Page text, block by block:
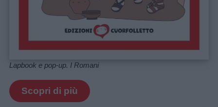
Lapbook e pop-up. I Romani
Scopri di più